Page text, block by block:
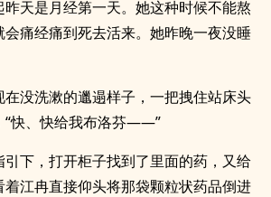
天是月经第一天。她这种时候不能熬
痛经痛到死去活来。她昨晚一夜没睡
没洗漱的邋遢样子，一把拽住站床头
“快、快给我布洛芬——”
下，打开柜子找到了里面的药，又给
江冉直接仰头将那袋颗粒状药品倒进